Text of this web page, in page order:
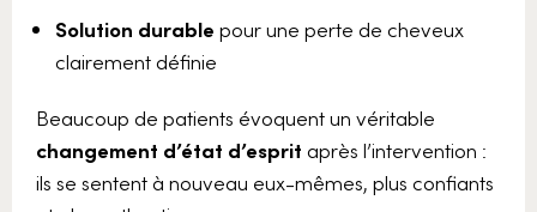
Solution durable pour une perte de cheveux
clairement définie
Beaucoup de patients évoquent un véritable
changement d’état d’esprit après l’intervention :
ils se sentent à nouveau eux-mêmes, plus confiants